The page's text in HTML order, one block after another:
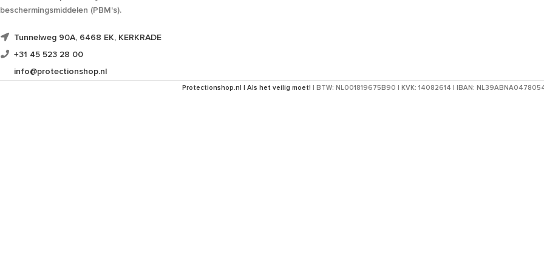
beschermingsmiddelen (PBM's).
Tunnelweg 90A, 6468 EK, KERKRADE
+31 45 523 28 00
info@protectionshop.nl
Protectionshop.nl | Als het veilig moet! | BTW: NL001819675B90 | KVK: 14082614 | IBAN: